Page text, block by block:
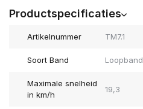
Productspecificaties
Artikelnummer TM7.1
Soort Band Loopband
Maximale snelheid
in km/h
19,3